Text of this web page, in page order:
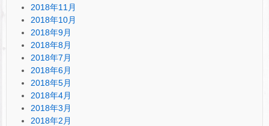
2018年11月
2018年10月
2018年9月
2018年8月
2018年7月
2018年6月
2018年5月
2018年4月
2018年3月
2018年2月